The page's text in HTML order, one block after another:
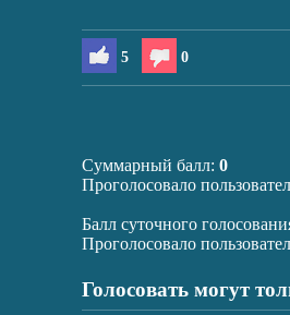
5 0
Суммарный балл: 0
Проголосовало
Балл суточного
Проголосовало
Голосовать могут